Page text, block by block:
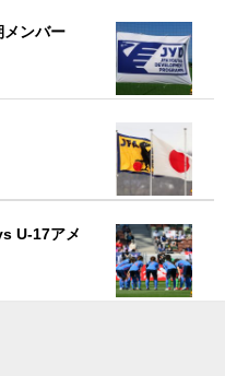
メンバー
U-17アメ